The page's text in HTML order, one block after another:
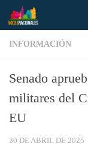
Saltar al contenido
INFORMACIÓN
Senado
militares del
EU
30 DE ABRIL DE 2025